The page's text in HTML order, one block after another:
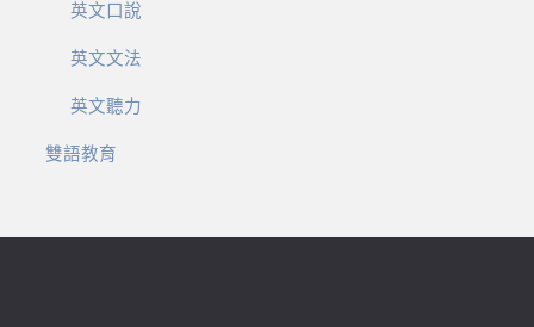
英文口說
英文文法
英文聽力
雙語教育